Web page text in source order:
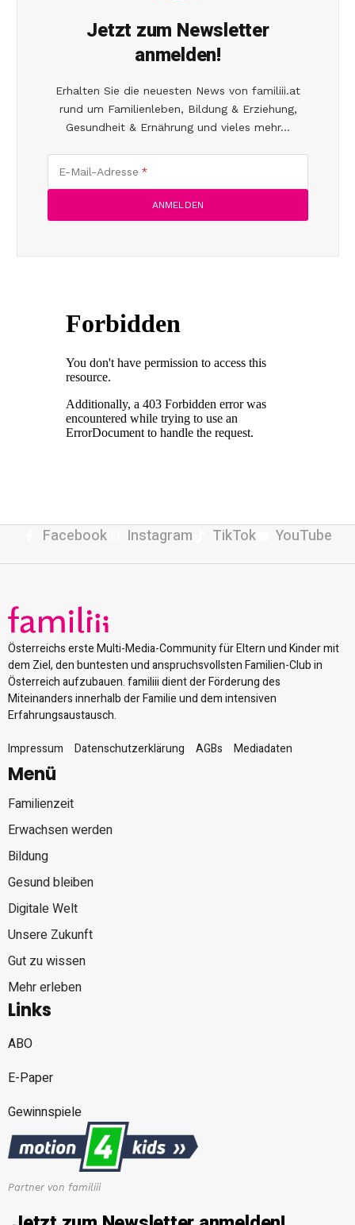
Jetzt zum Newsletter
anmelden!
Erhalten Sie die neuesten News von familiii.at
rund um Familienleben, Bildung & Erziehung,
Gesundheit & Ernährung und vieles mehr...
E-Mail-Adresse
Facebook Instagram TikTok YouTube
Österreichs erste Multi-Media-Community für Eltern und Kinder mit
dem Ziel, den buntesten und anspruchsvollsten Familien-Club in
Österreich aufzubauen. familiii dient der Förderung des
Miteinanders innerhalb der Familie und dem intensiven
Erfahrungsaustausch.
Impressum
Datenschutzerklärung AGBs Mediadaten
Menü
Familienzeit
Erwachsen werden
Bildung
Gesund bleiben
Digitale Welt
Unsere Zukunft
Gut zu wissen
Mehr erleben
Links
ABO
E-Paper
Gewinnspiele
Partner von familiii